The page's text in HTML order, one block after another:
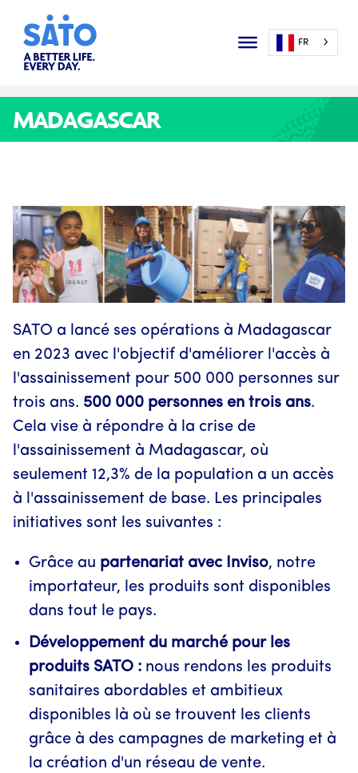
FR
MADAGASCAR
SATO a lancé ses opérations à Madagascar
en 2023 avec l'objectif d'améliorer l'accès à
l'assainissement pour 500 000 personnes sur
trois ans. 500 000 personnes en trois ans.
Cela vise à répondre à la crise de
l'assainissement à Madagascar, où
seulement 12,3% de la population a un accès
à l'assainissement de base. Les principales
initiatives sont les suivantes :
Grâce au partenariat avec Inviso, notre
importateur, les produits sont disponibles
dans tout le pays.
Développement du marché pour les
produits SATO : nous rendons les produits
sanitaires abordables et ambitieux
disponibles là où se trouvent les clients
grâce à des campagnes de marketing et à
la création d'un réseau de vente.